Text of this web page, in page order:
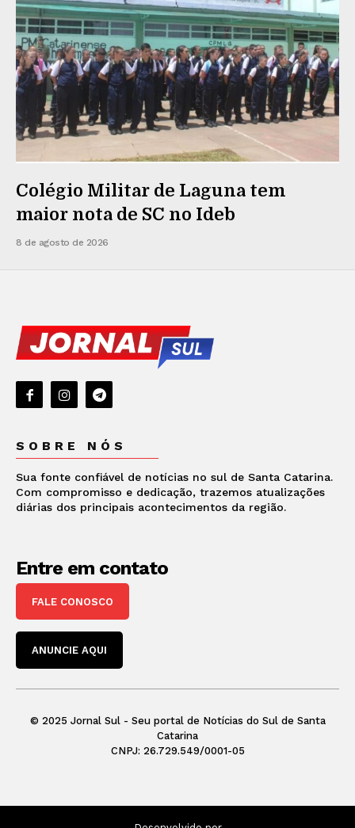
Colégio Militar de Laguna tem
maior nota de SC no Ideb
8 de agosto de 2026
SOBRE NÓS
Sua fonte confiável de notícias no sul de Santa Catarina.
Com compromisso e dedicação, trazemos atualizações
diárias dos principais acontecimentos da região.
Entre em contato
FALE CONOSCO
ANUNCIE AQUI
© 2025 Jornal Sul - Seu portal de Notícias do Sul de Santa
Catarina
CNPJ: 26.729.549/0001-05